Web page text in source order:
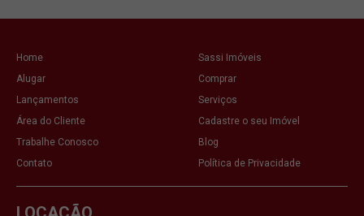
Home
Sassi Imóveis
Alugar
Comprar
Lançamentos
Serviços
Área do Cliente
Cadastre o seu Imóvel
Trabalhe Conosco
Blog
Contato
Política de Privacidade